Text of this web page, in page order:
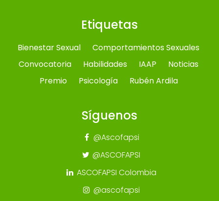
Etiquetas
Bienestar Sexual
Comportamientos Sexuales
Convocatoria
Habilidades IAAP
Noticias
Premio
Psicología Rubén Ardila
Síguenos
@Ascofapsi
@ASCOFAPSI
ASCOFAPSI Colombia
@ascofapsi